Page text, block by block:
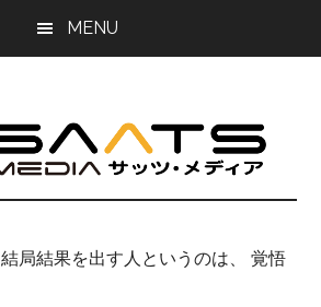
MENU
結局結果を出す人というのは、 覚悟